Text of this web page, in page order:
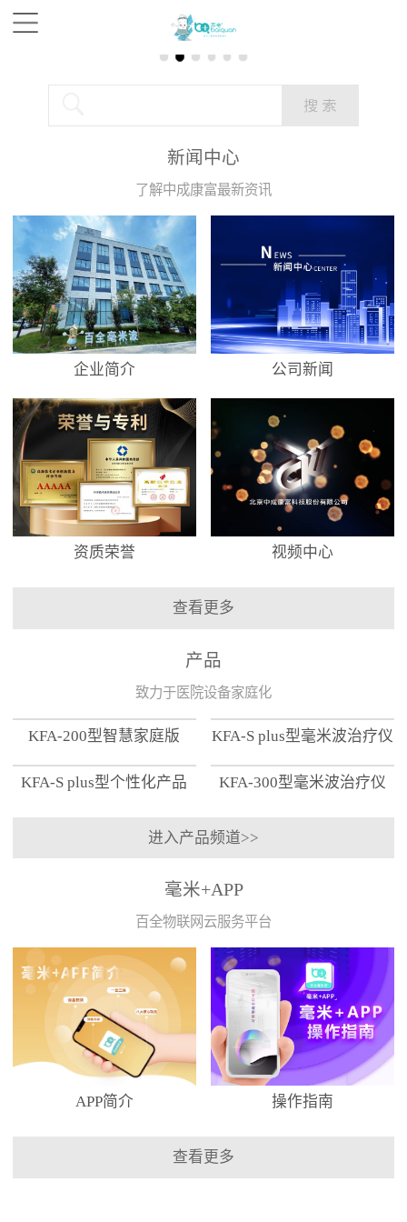
新闻中心
了解中成康富最新资讯
企业简介 公司新闻
资质荣誉 视频中心
查看更多
产品
致力于医院设备家庭化
KFA-200型智慧家庭版 KFA-S plus型毫米波治疗仪
KFA-S plus型个性化产品
KFA-300型毫米波治疗仪
进入产品频道>>
毫米+APP
百全物联网云服务平台
APP简介 操作指南
查看更多